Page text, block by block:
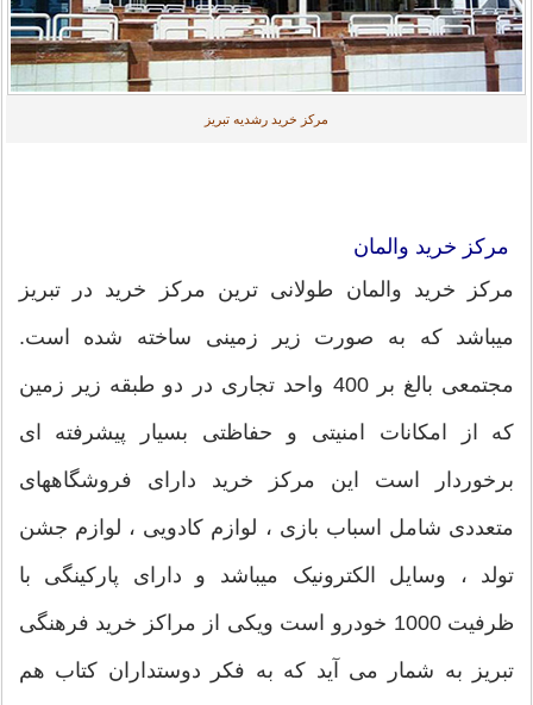
مرکز خرید رشدیه تبریز
مرکز خرید والمان
مرکز خرید والمان طولانی ترین مرکز خرید در تبریز
میباشد که به صورت زیر زمینی ساخته شده است.
مجتمعی بالغ بر 400 واحد تجاری در دو طبقه زیر زمین
که از امکانات امنیتی و حفاظتی بسیار پیشرفته ای
برخوردار است این مرکز خرید دارای فروشگاههای
متعددی شامل اسباب بازی ، لوازم کادویی ، لوازم جشن
تولد ، وسایل الکترونیک میباشد و دارای پارکینگی با
ظرفیت 1000 خودرو است ویکی از مراکز خرید فرهنگی
تبریز به شمار می آید که به فکر دوستداران کتاب هم